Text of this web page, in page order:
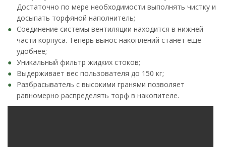
Достаточно по мере необходимости выполнять чистку и
досыпать торфяной наполнитель;
Соединение системы вентиляции находится в нижней
части корпуса. Теперь вынос накоплений станет ещё
удобнее;
Уникальный фильтр жидких стоков;
Выдерживает вес пользователя до 150 кг;
Разбрасыватель с высокими гранями позволяет
равномерно распределять торф в накопителе.